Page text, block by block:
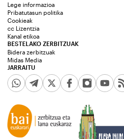
JARRAITU
Lege informazioa
Pribatutasun politika
Cookieak
cc Lizentzia
Kanal etikoa
BESTELAKO ZERBITZUAK
Bidera zerbitzuak
Midas Media